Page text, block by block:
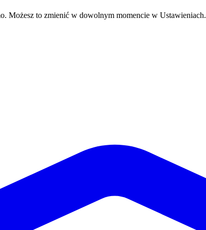
Możesz to zmienić w dowolnym momencie w Ustawieniach.